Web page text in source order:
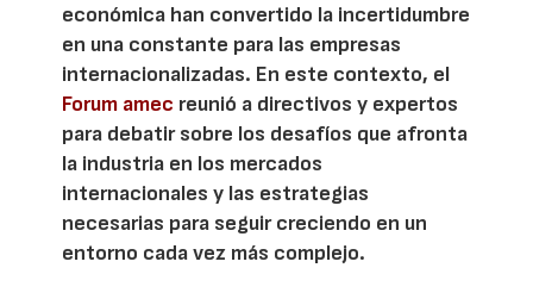
económica han convertido la incertidumbre
en una constante para las empresas
internacionalizadas. En este contexto, el
Forum amec reunió a directivos y expertos
para debatir sobre los desafíos que afronta
la industria en los mercados
internacionales y las estrategias
necesarias para seguir creciendo en un
entorno cada vez más complejo.